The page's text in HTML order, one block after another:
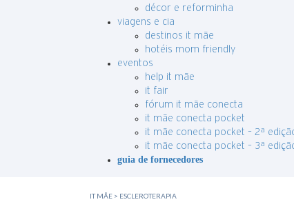
décor e reforminha
viagens e cia
destinos it mãe
hotéis mom friendly
eventos
help it mãe
it fair
fórum it mãe conecta
it mãe conecta pocket
it mãe conecta pocket – 2ª
it mãe conecta pocket – 3ª
guia de fornecedores
IT MÃE> ESCLEROTERAPIA